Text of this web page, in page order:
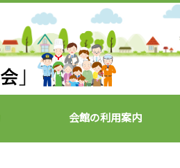
会館の利用案内